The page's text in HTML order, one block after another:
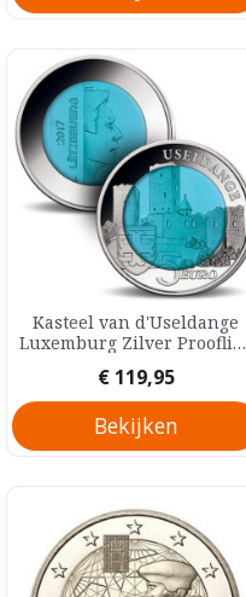
Kasteel van d'Useldange
Luxemburg Zilver Prooflike
Prijs
€ 119,95
Bekijken